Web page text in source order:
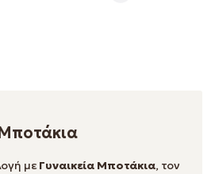
με Γυναικεία Μποτάκια, τον